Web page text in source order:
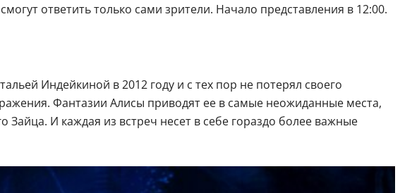
ответить только сами зрители. Начало представления в 12:00.
Индейкиной в 2012 году и с тех пор не потерял своего
Фантазии Алисы приводят ее в самые неожиданные места,
И каждая из встреч несет в себе гораздо более важные